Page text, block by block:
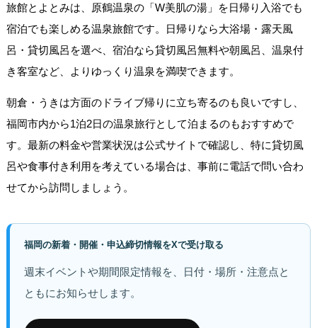
旅館とよとみは、原鶴温泉の「W美肌の湯」を日帰り入浴でも
宿泊でも楽しめる温泉旅館です。日帰りなら大浴場・露天風
呂・貸切風呂を選べ、宿泊なら貸切風呂無料や朝風呂、温泉付
き客室など、よりゆっくり温泉を満喫できます。
朝倉・うきは方面のドライブ帰りに立ち寄るのも良いですし、
福岡市内から1泊2日の温泉旅行として泊まるのもおすすめで
す。最新の料金や営業状況は公式サイトで確認し、特に貸切風
呂や食事付き利用を考えている場合は、事前に電話で問い合わ
せてから訪問しましょう。
福岡の新着・開催・申込締切情報をXで受け取る
週末イベントや期間限定情報を、日付・場所・注意点と
ともにお知らせします。